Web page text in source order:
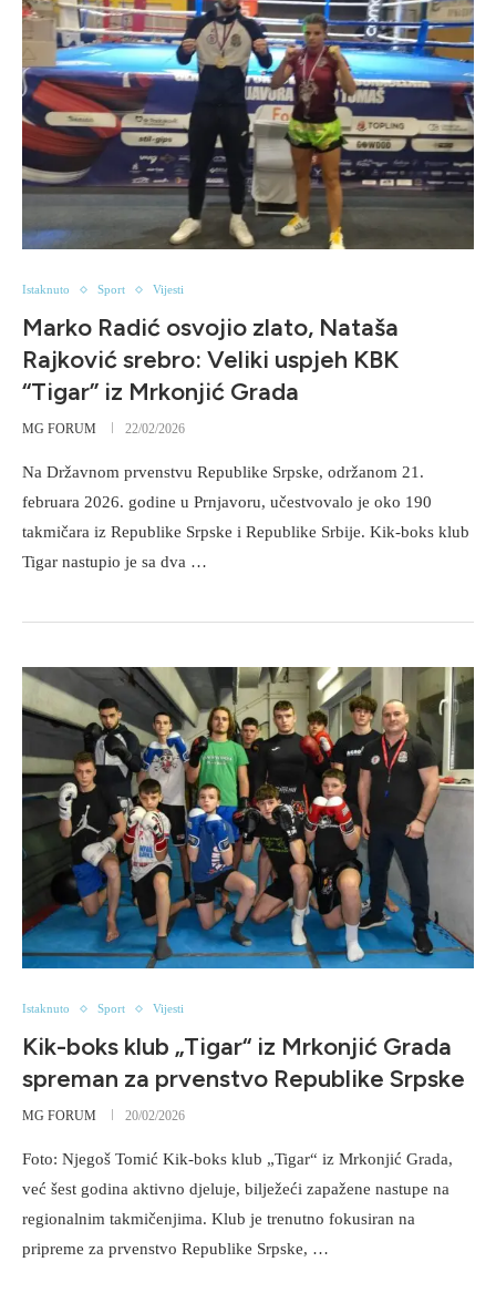
Istaknuto Sport Vijesti
Marko Radić osvojio zlato, Nataša
Rajković srebro: Veliki uspjeh KBK
“Tigar” iz Mrkonjić Grada
MG FORUM 22/02/2026
Na Državnom prvenstvu Republike Srpske, održanom 21.
februara 2026. godine u Prnjavoru, učestvovalo je oko 190
takmičara iz Republike Srpske i Republike Srbije. Kik-boks klub
Tigar nastupio je sa dva …
Istaknuto Sport Vijesti
Kik-boks klub „Tigar“ iz Mrkonjić Grada
spreman za prvenstvo Republike Srpske
MG FORUM 20/02/2026
Foto: Njegoš Tomić Kik-boks klub „Tigar“ iz Mrkonjić Grada,
već šest godina aktivno djeluje, bilježeći zapažene nastupe na
regionalnim takmičenjima. Klub je trenutno fokusiran na
pripreme za prvenstvo Republike Srpske, …